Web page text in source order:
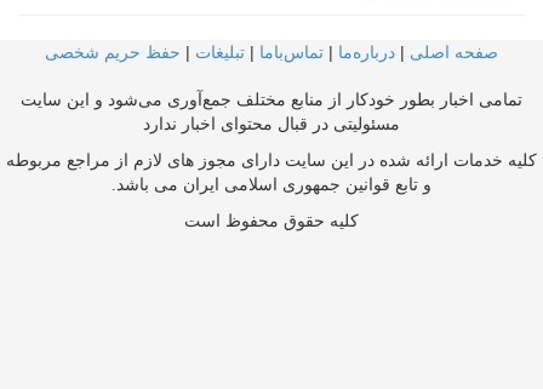
صفحه اصلی | درباره‌ما | تماس‌با‌ما | تبلیغات | حفظ حریم شخصی
تمامی اخبار بطور خودکار از منابع مختلف جمع‌آوری می‌شود و این سایت
مسئولیتی در قبال محتوای اخبار ندارد
کلیه خدمات ارائه شده در این سایت دارای مجوز های لازم از مراجع مربوطه
و تابع قوانین جمهوری اسلامی ایران می باشد.
کلیه حقوق محفوظ است